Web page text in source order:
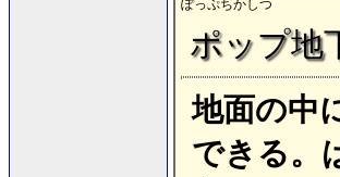
ぽっぷちかしつ
ポップ地
地面の中
できる。